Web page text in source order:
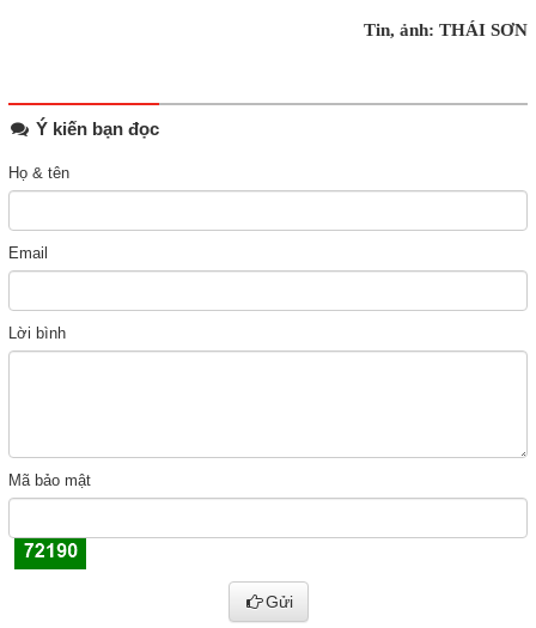
Tin, ảnh: THÁI SƠN
Ý kiến bạn đọc
Họ & tên
Email
Lời bình
Mã bảo mật
Gửi